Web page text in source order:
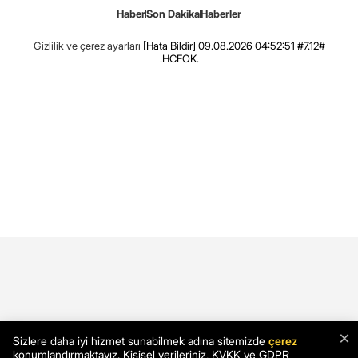
HaberSon DakikaHaberler
Gizlilik ve çerez ayarları [Hata Bildir] 09.08.2026 04:52:51 #7.12#
.HCFOK.
×
Sizlere daha iyi hizmet sunabilmek adına sitemizde çerez
konumlandırmaktayız. Kişisel verileriniz, KVKK ve GDPR